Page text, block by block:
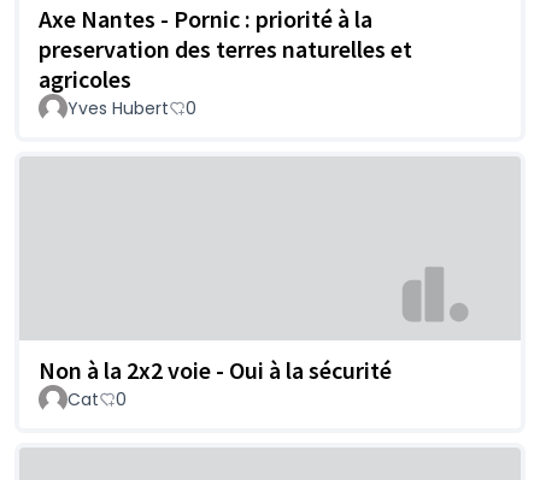
Axe Nantes - Pornic : priorité à la
preservation des terres naturelles et
agricoles
Yves Hubert 0
Non à la 2x2 voie - Oui à la sécurité
Cat 0